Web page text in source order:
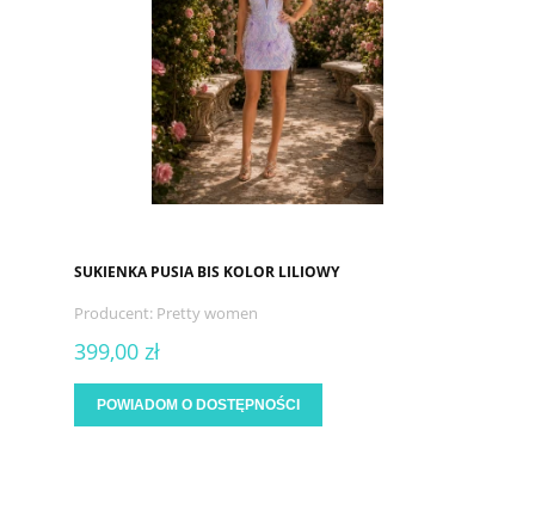
SUKIENKA PUSIA BIS KOLOR LILIOWY
Producent: Pretty women
399,00 zł
POWIADOM O DOSTĘPNOŚCI